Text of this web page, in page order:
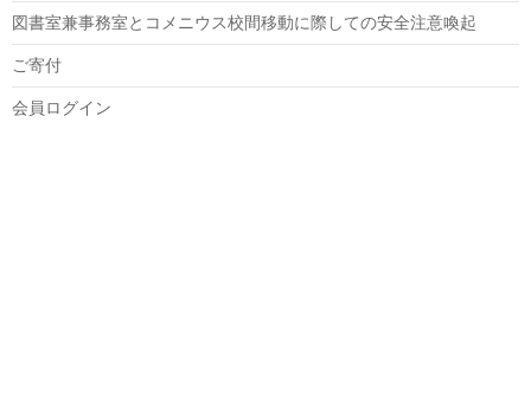
図書室兼事務室とコメニウス校間移動に際しての安全注意喚起
ご寄付
会員ログイン